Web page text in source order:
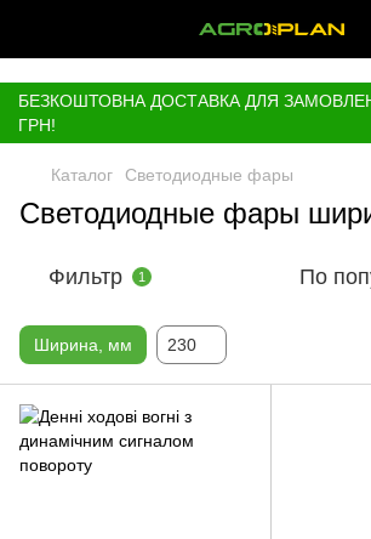
БЕЗКОШТОВНА ДОСТАВКА ДЛЯ
ГРН!
Каталог Светодиодные фары
Светодиодные фары
Фильтр 1 По
Ширина, мм 230